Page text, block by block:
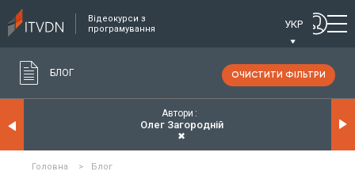
Відеокурси з
програмування
УКР
БЛОГ ОЧИСТИТИ ФІЛЬТРИ
Автори
Олег Загородній
✖
Головна > Блог